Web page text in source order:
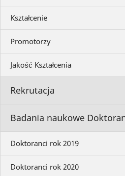
Kształcenie
Promotorzy
Jakość Kształcenia
Rekrutacja
Badania naukowe
Doktoranci rok 2019
Doktoranci rok 2020